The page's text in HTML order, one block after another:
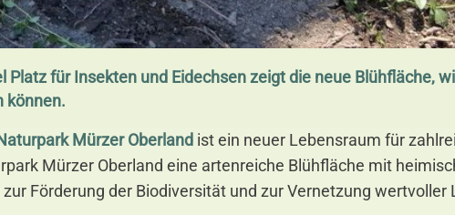
für Insekten und Eidechsen zeigt die neue Blühfläche,
können.
Mürzer Oberland ist ein neuer Lebensraum für
Mürzer Oberland eine artenreiche Blühfläche mit
Förderung der Biodiversität und zur Vernetzung wertvoller